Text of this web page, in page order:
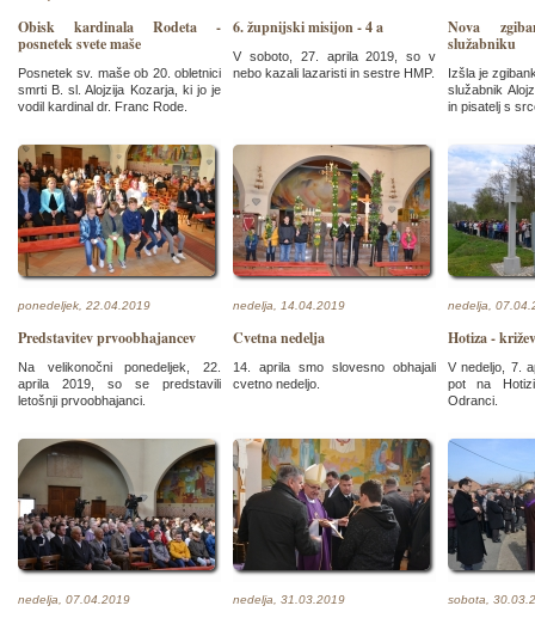
Obisk kardinala Rodeta -
posnetek svete maše
Posnetek sv. maše ob 20. obletnici
smrti B. sl. Alojzija Kozarja, ki jo je
vodil kardinal dr. Franc Rode.
6. župnijski misijon - 4 a
V soboto, 27. aprila 2019, so v
nebo kazali lazaristi in sestre HMP.
Nova
služabniku
Izšla je
služabnik
in pisatelj s
ponedeljek, 22.04.2019
Predstavitev prvoobhajancev
Na velikonočni ponedeljek, 22.
aprila 2019, so se predstavili
letošnji prvoobhajanci.
nedelja, 14.04.2019
Cvetna nedelja
14. aprila smo slovesno obhajali
cvetno nedeljo.
nedelja,
Hotiza -
V nedeljo, 7.
pot na
Odranci.
nedelja, 07.04.2019 nedelja, 31.03.2019 sobota,